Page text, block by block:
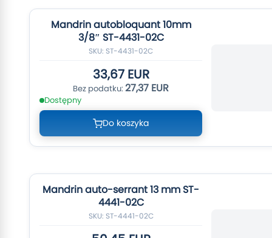
Mandrin autobloquant 10mm
3/8″ ST-4431-02C
SKU: ST-4431-02C
33,67 EUR
27,37 EUR
Dostępny
Do koszyka
Mandrin auto-serrant 13 mm ST-
4441-02C
SKU: ST-4441-02C